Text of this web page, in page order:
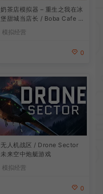
奶茶店模拟器 – 重生之我在冰
堡甜城当店长 / Boba Cafe Si
模拟经营
0
无人机战区 / Drone Sector
未来空中炮艇游戏
模拟经营
0